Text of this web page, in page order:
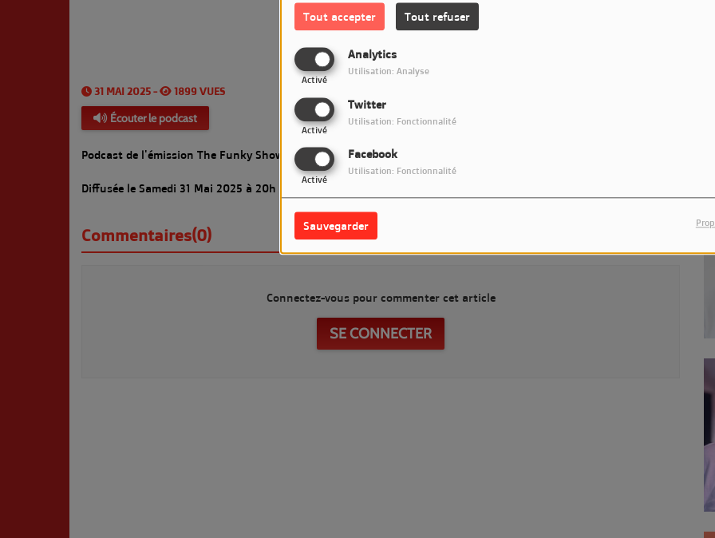
Tout accepter Tout refuser
Analytics
Activé
Utilisation: Analyse
Twitter
Activé
Utilisation: Fonctionnalité
Facebook
Activé
Utilisation: Fonctionnalité
Sauvegarder
31 MAI 2025 - 1899 VUES
Écouter le podcast
Podcast de l'émission The Funky Show by François GEE
Diffusée le Samedi 31 Mai 2025 à 20h sur LM7 Radio
Commentaires(0)
Connectez-vous pour commenter cet article
SE CONNECTER